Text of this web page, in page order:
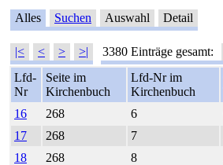
Alles Suchen Auswahl Detail
|< < > >| 3380 Einträge gesamt:
Lfd-
Nr
Seite im
Kirchenbuch
Lfd-Nr im
Kirchenbuch
16
268 6
17
268 7
18
268 8